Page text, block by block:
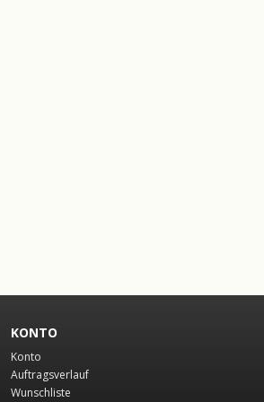
KONTO
Konto
Auftragsverlauf
Wunschliste